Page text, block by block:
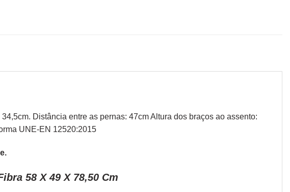
Distância entre as pernas: 47cm Altura dos braços ao assento:
UNE-EN 12520:2015
58 X 49 X 78,50 Cm